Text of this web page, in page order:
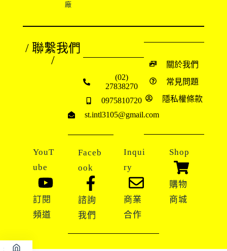
廠
/ 聯繫我們
/
(02)
27838270
0975810720
st.intl3105@gmail.com
關於我們
常見問題
隱私權條款
YouT
ube
訂閱
頻道
Faceb
ook
諮詢
我們
Inqui
ry
商業
合作
Shop
購物
商城